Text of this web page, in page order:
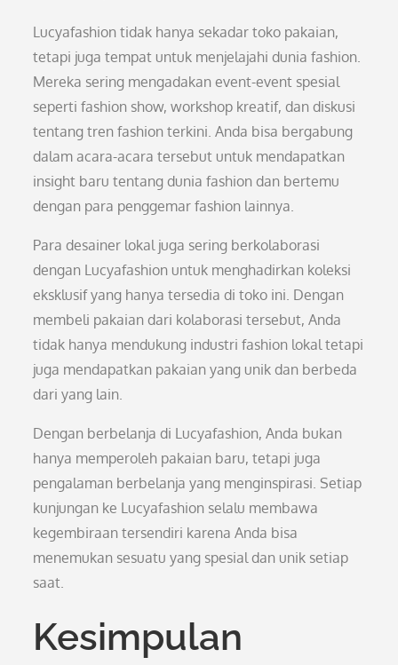
Lucyafashion tidak hanya sekadar toko pakaian,
tetapi juga tempat untuk menjelajahi dunia fashion.
Mereka sering mengadakan event-event spesial
seperti fashion show, workshop kreatif, dan diskusi
tentang tren fashion terkini. Anda bisa bergabung
dalam acara-acara tersebut untuk mendapatkan
insight baru tentang dunia fashion dan bertemu
dengan para penggemar fashion lainnya.
Para desainer lokal juga sering berkolaborasi
dengan Lucyafashion untuk menghadirkan koleksi
eksklusif yang hanya tersedia di toko ini. Dengan
membeli pakaian dari kolaborasi tersebut, Anda
tidak hanya mendukung industri fashion lokal tetapi
juga mendapatkan pakaian yang unik dan berbeda
dari yang lain.
Dengan berbelanja di Lucyafashion, Anda bukan
hanya memperoleh pakaian baru, tetapi juga
pengalaman berbelanja yang menginspirasi. Setiap
kunjungan ke Lucyafashion selalu membawa
kegembiraan tersendiri karena Anda bisa
menemukan sesuatu yang spesial dan unik setiap
saat.
Kesimpulan